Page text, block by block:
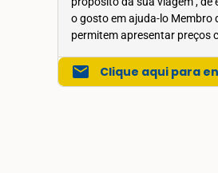
o gosto em ajuda-lo Membro
permitem apresentar preços
mail Clique aqui para